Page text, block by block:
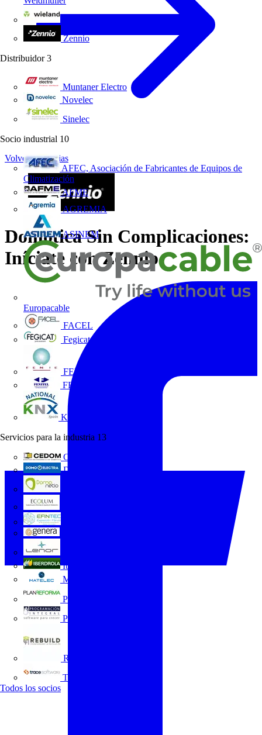
Zennio
Distribuidor 3
Muntaner Electro
Novelec
Sinelec
Socio industrial 10
AFEC, Asociación de Fabricantes de Equipos de
Climatización
AFME
AGREMIA
ASINEM
Europacable
FACEL
Fegicat
FENIE
FENITEL
KNX España
Servicios para la industria 13
CEDOM
Domo Electra
Iberdrola
MATELEC
Plan Reforma
Programación Integral
REBUILD
Trace Software
Todos los socios
Volver a Noticias
Domótica Sin Complicaciones:
Iníciate con Zennio